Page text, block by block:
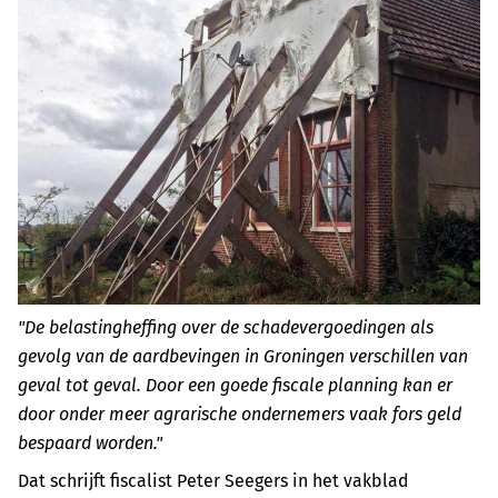
"De belastingheffing over de schadevergoedingen als
gevolg van de aardbevingen in Groningen verschillen van
geval tot geval. Door een goede fiscale planning kan er
door onder meer agrarische ondernemers vaak fors geld
bespaard worden."
Dat schrijft fiscalist Peter Seegers in het vakblad